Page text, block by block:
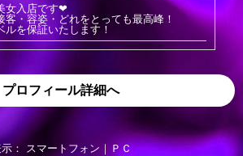
女入店です❤
客・容姿・どれをとっても最高峰！
ルを保証いたします！
プロフィール詳細へ
： スマートフォン｜ ＰＣ